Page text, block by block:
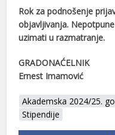
Rok za podnošenje
objavljivanja.
uzimati u razmatranje.
GRADONAĆELNIK
Ernest Imamović
Akademska 2024/25.
Stipendije